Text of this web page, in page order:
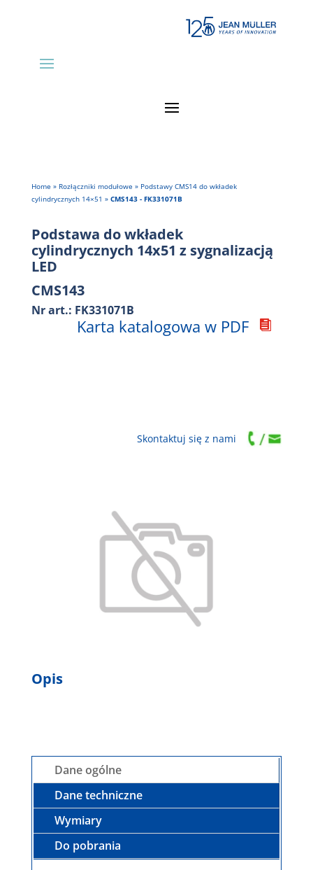
Home » Rozłączniki modułowe » Podstawy CMS14 do wkładek
cylindrycznych 14×51 » CMS143 - FK331071B
Podstawa do wkładek
cylindrycznych 14x51 z sygnalizacją
LED
CMS143
Nr art.: FK331071B

Karta katalogowa w PDF
Skontaktuj się z nami
Opis
Dane ogólne
Dane techniczne
Wymiary
Do pobrania